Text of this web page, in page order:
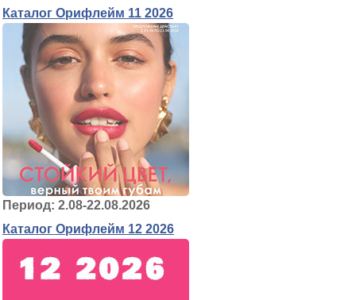
Каталог Орифлейм 11 2026
Период: 2.08-22.08.2026
Каталог Орифлейм 12 2026